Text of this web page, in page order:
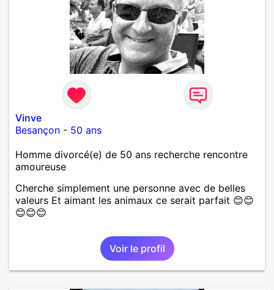
Vinve
Besançon - 50 ans
Homme divorcé(e) de 50 ans recherche rencontre
amoureuse
Cherche simplement une personne avec de belles
valeurs Et aimant les animaux ce serait parfait 😊😊
😊😊😊
Voir le profil